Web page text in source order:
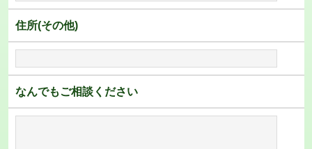
住所(その他)
なんでもご相談ください